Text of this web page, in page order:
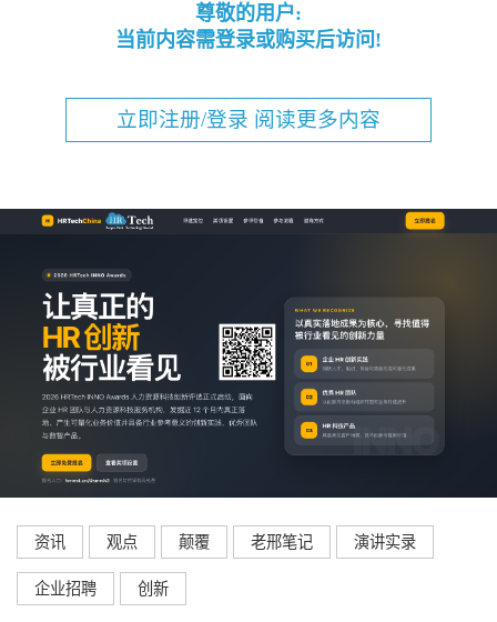
尊敬的用户:
当前内容需登录或购买后访问!
立即注册/登录 阅读更多内容
资讯 观点 颠覆 老邢笔记 演讲实录
企业招聘 创新